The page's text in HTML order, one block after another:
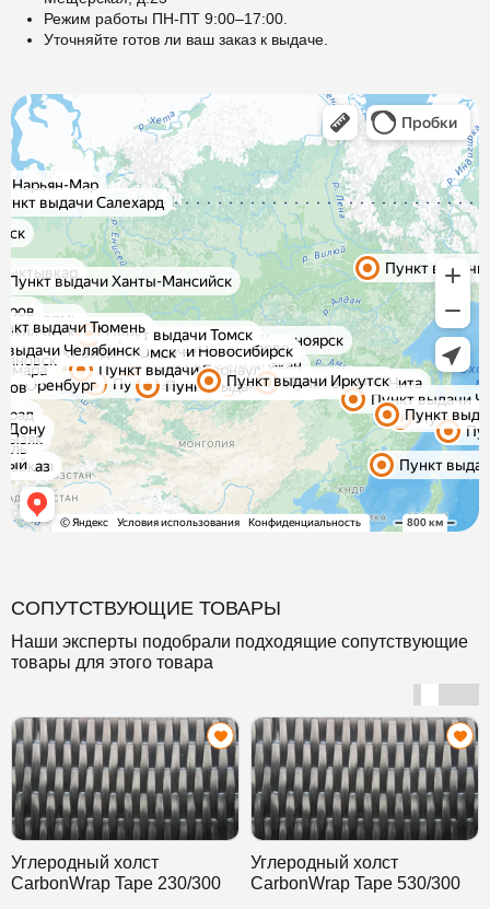
Режим работы ПН-ПТ 9:00–17:00.
Уточняйте готов ли ваш заказ к выдаче.
СОПУТСТВУЮЩИЕ ТОВАРЫ
Наши эксперты подобрали подходящие сопутствующие
товары для этого товара
Углеродный холст
CarbonWrap Tape 230/300
Углеродный холст
CarbonWrap Tape 530/300